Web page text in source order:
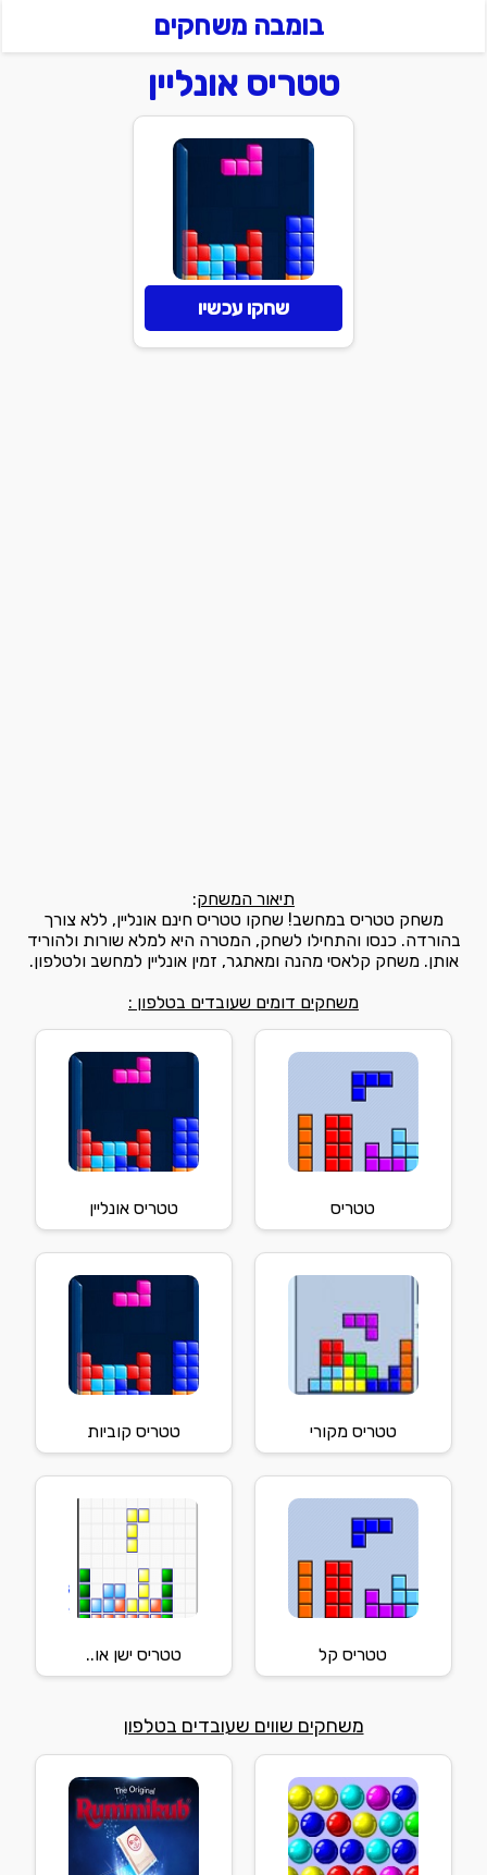
בומבה משחקים
טטריס אונליין
שחקו עכשיו
תיאור המשחק:
משחק טטריס במחשב! שחקו טטריס חינם אונליין, ללא צורך
בהורדה. כנסו והתחילו לשחק, המטרה היא למלא שורות ולהוריד
אותן. משחק קלאסי מהנה ומאתגר, זמין אונליין למחשב ולטלפון.
משחקים דומים שעובדים בטלפון :
טטריס טטריס אונליין
טטריס מקורי טטריס קוביות
טטריס קל טטריס ישן או..
משחקים שווים שעובדים בטלפון